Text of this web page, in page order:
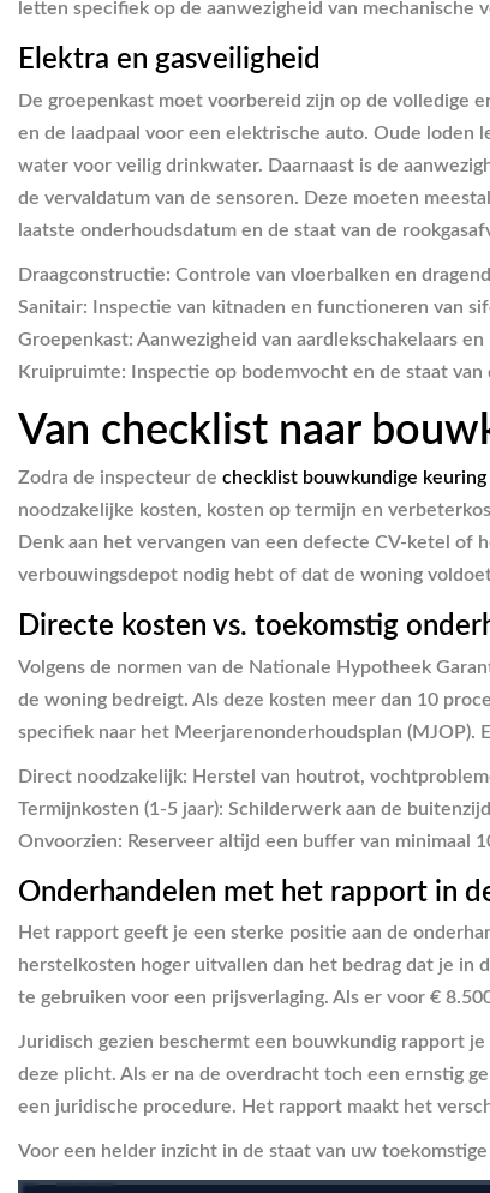
letten specifiek op de aanwezigheid van
Elektra en gasveiligheid
De groepenkast moet voorbereid zijn op de volledige
en de laadpaal voor een elektrische auto. Oude loden
water voor veilig drinkwater. Daarnaast is de
de vervaldatum van de sensoren. Deze moeten
laatste onderhoudsdatum en de staat van de
Draagconstructie: Controle van vloerbalken en
Sanitair: Inspectie van kitnaden en functioneren van
Groepenkast: Aanwezigheid van aardlekschakelaars
Kruipruimte: Inspectie op bodemvocht en de staat van
Van checklist naar
Zodra de inspecteur de checklist bouwkundige keuring
noodzakelijke kosten, kosten op termijn en
Denk aan het vervangen van een defecte CV-ketel of
verbouwingsdepot nodig hebt of dat de woning
Directe kosten vs. toekomstig
Volgens de normen van de Nationale Hypotheek
de woning bedreigt. Als deze kosten meer dan 10
specifiek naar het Meerjarenonderhoudsplan (MJOP).
Direct noodzakelijk: Herstel van houtrot,
Termijnkosten (1-5 jaar): Schilderwerk aan de
Onvoorzien: Reserveer altijd een buffer van minimaal
Onderhandelen met het rapport in
Het rapport geeft je een sterke positie aan de
herstelkosten hoger uitvallen dan het bedrag dat je in
te gebruiken voor een prijsverlaging. Als er voor €
Juridisch gezien beschermt een bouwkundig rapport
deze plicht. Als er na de overdracht toch een ernstig
een juridische procedure. Het rapport maakt het
Voor een helder inzicht in de staat van uw